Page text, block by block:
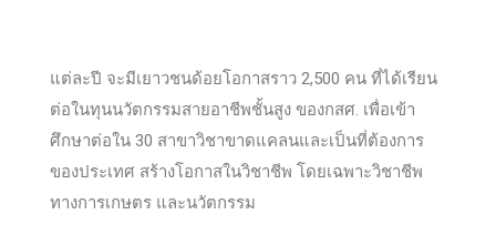
แต่ละปี จะมีเยาวชนด้อยโอกาสราว 2,500 คน ที่ได้เรียน
ต่อในทุนนวัตกรรมสายอาชีพชั้นสูง ของกสศ. เพื่อเข้า
ศึกษาต่อใน 30 สาขาวิชาขาดแคลนและเป็นที่ต้องการ
ของประเทศ สร้างโอกาสในวิชาชีพ โดยเฉพาะวิชาชีพ
ทางการเกษตร และนวัตกรรม